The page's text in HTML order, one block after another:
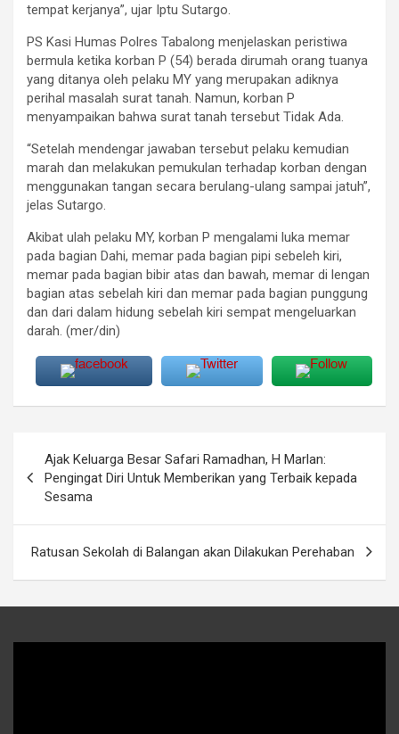
tempat kerjanya”, ujar Iptu Sutargo.
PS Kasi Humas Polres Tabalong menjelaskan peristiwa
bermula ketika korban P (54) berada dirumah orang tuanya
yang ditanya oleh pelaku MY yang merupakan adiknya
perihal masalah surat tanah. Namun, korban P
menyampaikan bahwa surat tanah tersebut Tidak Ada.
“Setelah mendengar jawaban tersebut pelaku kemudian
marah dan melakukan pemukulan terhadap korban dengan
menggunakan tangan secara berulang-ulang sampai jatuh”,
jelas Sutargo.
Akibat ulah pelaku MY, korban P mengalami luka memar
pada bagian Dahi, memar pada bagian pipi sebeleh kiri,
memar pada bagian bibir atas dan bawah, memar di lengan
bagian atas sebelah kiri dan memar pada bagian punggung
dan dari dalam hidung sebelah kiri sempat mengeluarkan
darah. (mer/din)
pos
Ajak Keluarga Besar Safari Ramadhan, H Marlan:
Pengingat Diri Untuk Memberikan yang Terbaik kepada
Sesama
Ratusan Sekolah di Balangan akan Dilakukan Perehaban